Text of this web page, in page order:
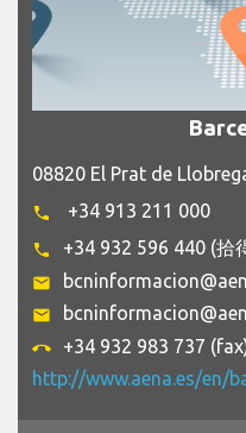
08820 El Prat de
phone +34 913 211 000
phone +34 932 596 440 (拾
email
email
call_end
+34 932 983 737
http://www.aena.es/en/